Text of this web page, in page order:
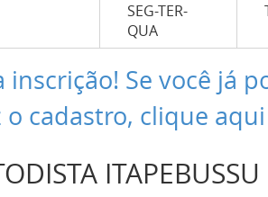
SEG-TER-
QUA
Se você já
o cadastro, clique
ITAPEBUSSU